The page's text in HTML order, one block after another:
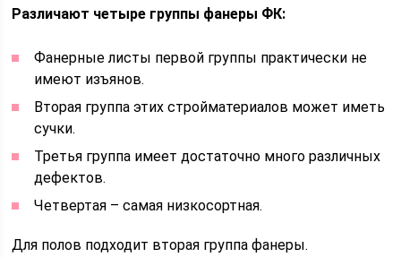
Различают четыре группы фанеры ФК:
Фанерные листы первой группы практически не
имеют изъянов.
Вторая группа этих стройматериалов может иметь
сучки.
Третья группа имеет достаточно много различных
дефектов.
Четвертая – самая низкосортная.
Для полов подходит вторая группа фанеры.